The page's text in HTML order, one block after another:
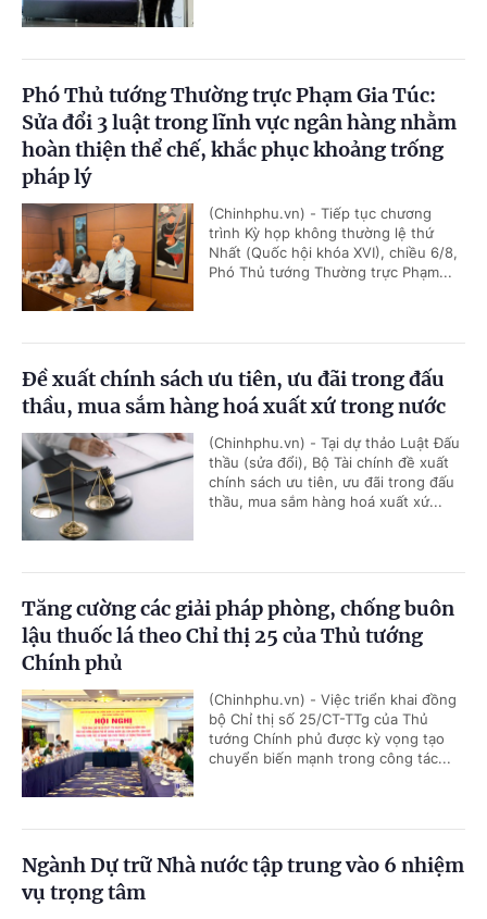
Phó Thủ tướng Thường trực Phạm Gia Túc:
Sửa đổi 3 luật trong lĩnh vực ngân hàng nhằm
hoàn thiện thể chế, khắc phục khoảng trống
pháp lý
(Chinhphu.vn) - Tiếp tục chương
trình Kỳ họp không thường lệ thứ
Nhất (Quốc hội khóa XVI), chiều 6/8,
Phó Thủ tướng Thường trực Phạm...
Đề xuất chính sách ưu tiên, ưu đãi trong đấu
thầu, mua sắm hàng hoá xuất xứ trong nước
(Chinhphu.vn) - Tại dự thảo Luật Đấu
thầu (sửa đổi), Bộ Tài chính đề xuất
chính sách ưu tiên, ưu đãi trong đấu
thầu, mua sắm hàng hoá xuất xứ...
Tăng cường các giải pháp phòng, chống buôn
lậu thuốc lá theo Chỉ thị 25 của Thủ tướng
Chính phủ
(Chinhphu.vn) - Việc triển khai đồng
bộ Chỉ thị số 25/CT-TTg của Thủ
tướng Chính phủ được kỳ vọng tạo
chuyển biến mạnh trong công tác...
Ngành Dự trữ Nhà nước tập trung vào 6 nhiệm
vụ trọng tâm